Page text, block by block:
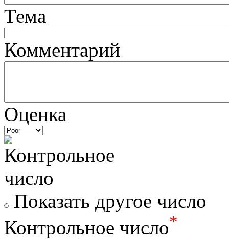
Тема
Комментарий
Оценка
Показать другое число
Контрольное число*